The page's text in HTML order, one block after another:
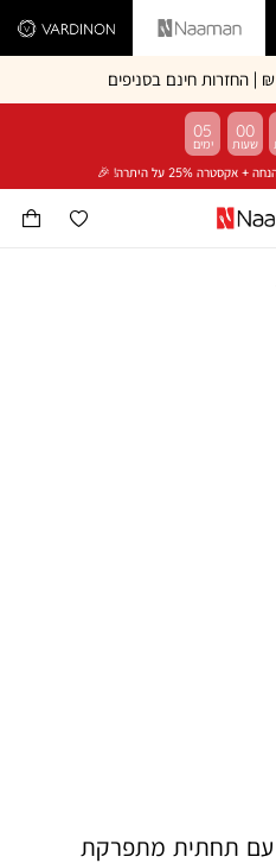
Vardinon Naaman
05 00
עם תחתית מתפרקת